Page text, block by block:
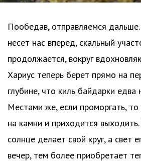
Пообедав, отправляемся
несет нас вперед, скальный
продолжается, вокруг
Хариус теперь берет прямо на
глубине, что киль байдарки едва
Местами же, если проморгать, то
на камни и приходится
солнце делает свой круг, а свет
вечер, тем более приобретает